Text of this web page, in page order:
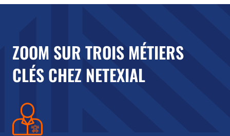
ZOOM SUR TROIS MÉTIERS
CLÉS CHEZ NETEXIAL